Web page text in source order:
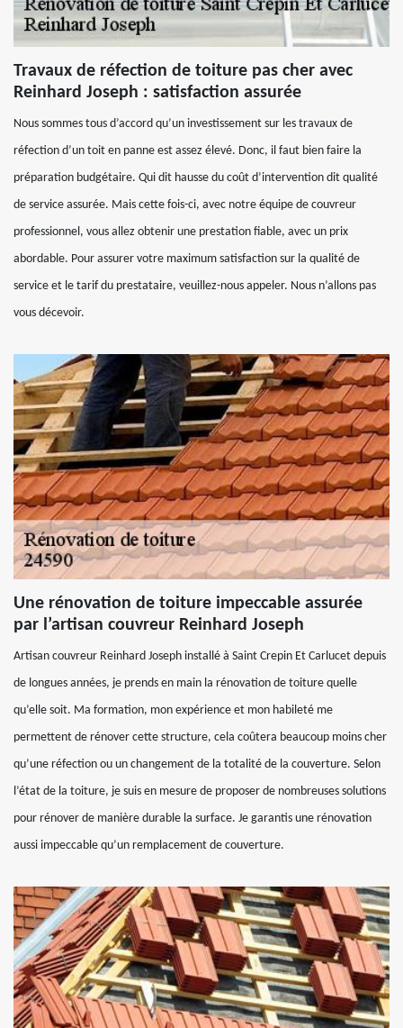
Travaux de réfection de toiture pas cher avec
Reinhard Joseph : satisfaction assurée
Nous sommes tous d’accord qu’un investissement sur les travaux de
réfection d’un toit en panne est assez élevé. Donc, il faut bien faire la
préparation budgétaire. Qui dit hausse du coût d’intervention dit qualité
de service assurée. Mais cette fois-ci, avec notre équipe de couvreur
professionnel, vous allez obtenir une prestation fiable, avec un prix
abordable. Pour assurer votre maximum satisfaction sur la qualité de
service et le tarif du prestataire, veuillez-nous appeler. Nous n’allons pas
vous décevoir.
Une rénovation de toiture impeccable assurée
par l’artisan couvreur Reinhard Joseph
Artisan couvreur Reinhard Joseph installé à Saint Crepin Et Carlucet depuis
de longues années, je prends en main la rénovation de toiture quelle
qu’elle soit. Ma formation, mon expérience et mon habileté me
permettent de rénover cette structure, cela coûtera beaucoup moins cher
qu’une réfection ou un changement de la totalité de la couverture. Selon
l’état de la toiture, je suis en mesure de proposer de nombreuses solutions
pour rénover de manière durable la surface. Je garantis une rénovation
aussi impeccable qu’un remplacement de couverture.